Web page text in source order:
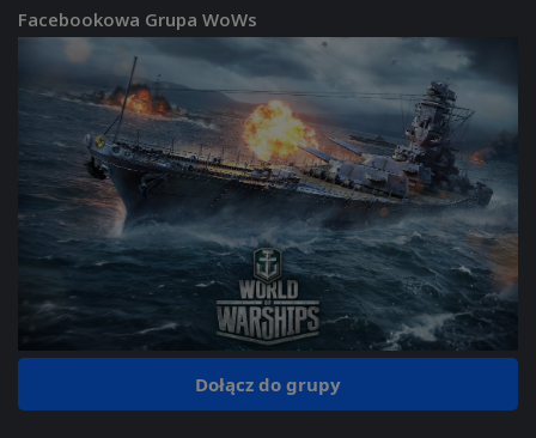
Facebookowa Grupa WoWs
Dołącz do grupy